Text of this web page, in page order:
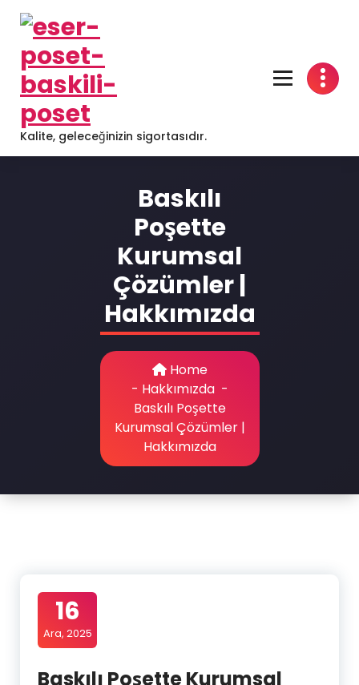
Skip
content
Kalite, geleceğinizin sigortasıdır.
Baskılı
Poşette
Kurumsal
Çözümler |
Hakkımızda
Home
- Hakkımızda-
Baskılı Poşette
Kurumsal Çözümler |
Hakkımızda
16
Ara, 2025
Baskılı Poşette Kurumsal